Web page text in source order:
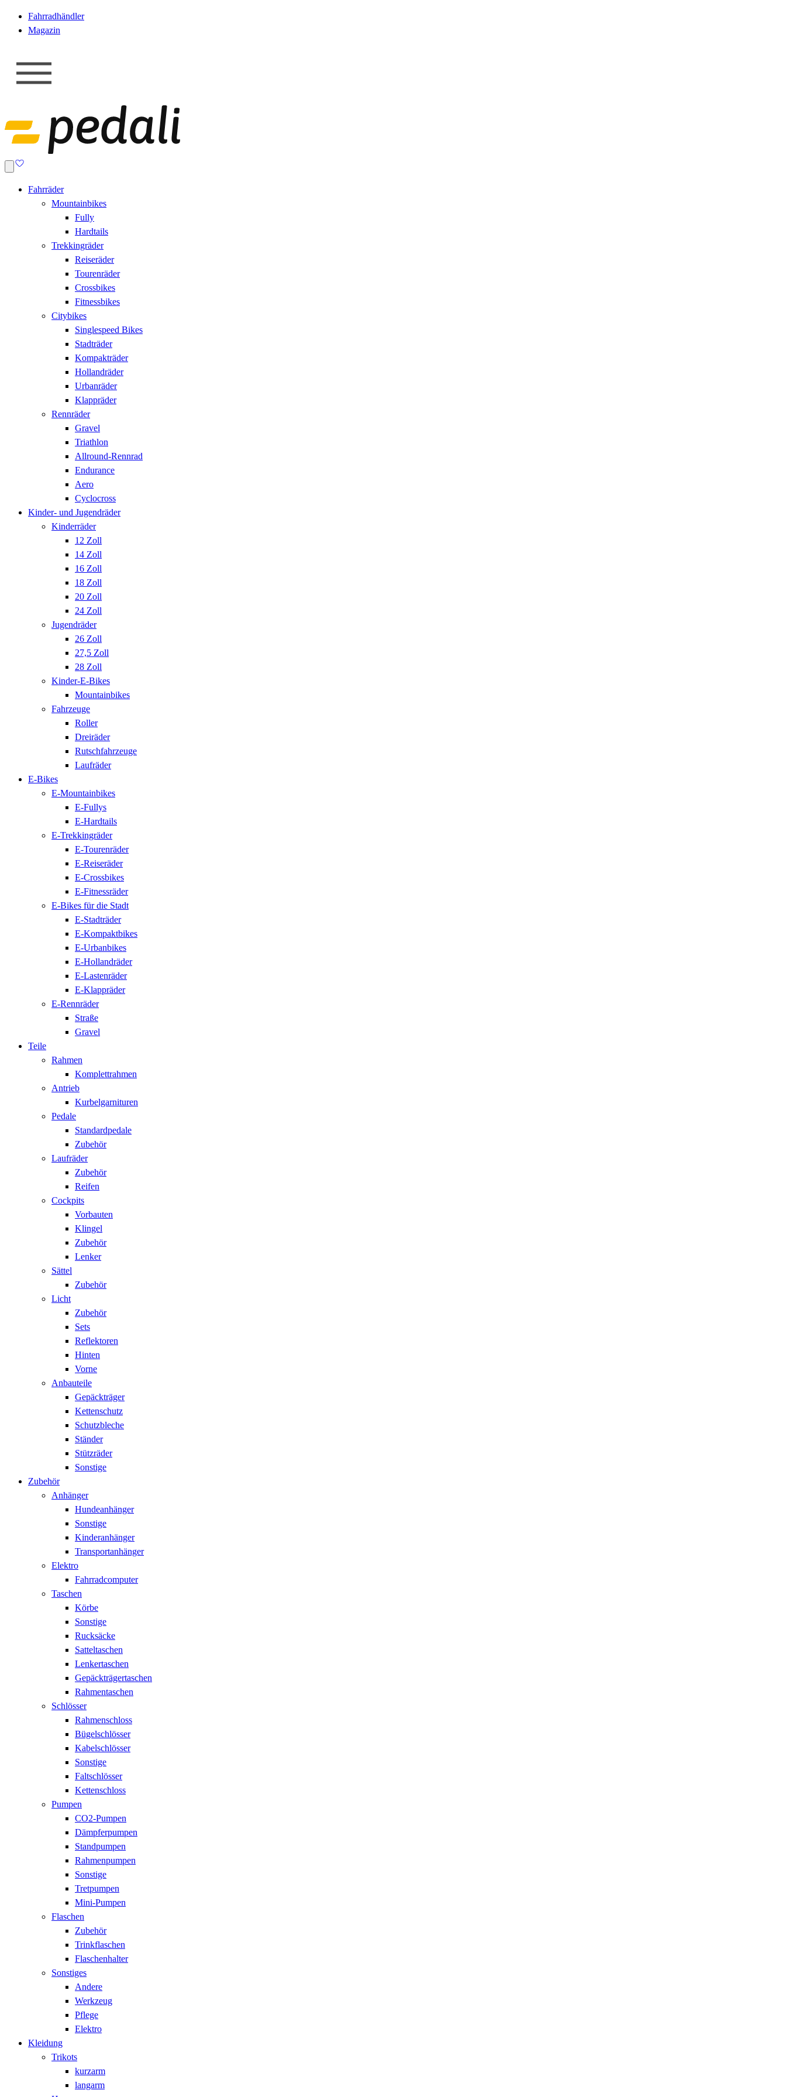
Fahrradhändler
Magazin
Fahrräder
Mountainbikes
Fully
Hardtails
Trekkingräder
Reiseräder
Tourenräder
Crossbikes
Fitnessbikes
Citybikes
Singlespeed Bikes
Stadträder
Kompakträder
Hollandräder
Urbanräder
Klappräder
Rennräder
Gravel
Triathlon
Allround-Rennrad
Endurance
Aero
Cyclocross
Kinder- und Jugendräder
Kinderräder
12 Zoll
14 Zoll
16 Zoll
18 Zoll
20 Zoll
24 Zoll
Jugendräder
26 Zoll
27,5 Zoll
28 Zoll
Kinder-E-Bikes
Mountainbikes
Fahrzeuge
Roller
Dreiräder
Rutschfahrzeuge
Laufräder
E-Bikes
E-Mountainbikes
E-Fullys
E-Hardtails
E-Trekkingräder
E-Tourenräder
E-Reiseräder
E-Crossbikes
E-Fitnessräder
E-Bikes für die Stadt
E-Stadträder
E-Kompaktbikes
E-Urbanbikes
E-Hollandräder
E-Lastenräder
E-Klappräder
E-Rennräder
Straße
Gravel
Teile
Rahmen
Komplettrahmen
Antrieb
Kurbelgarnituren
Pedale
Standardpedale
Zubehör
Laufräder
Zubehör
Reifen
Cockpits
Vorbauten
Klingel
Zubehör
Lenker
Sättel
Zubehör
Licht
Zubehör
Sets
Reflektoren
Hinten
Vorne
Anbauteile
Gepäckträger
Kettenschutz
Schutzbleche
Ständer
Stützräder
Sonstige
Zubehör
Anhänger
Hundeanhänger
Sonstige
Kinderanhänger
Transportanhänger
Elektro
Fahrradcomputer
Taschen
Körbe
Sonstige
Rucksäcke
Satteltaschen
Lenkertaschen
Gepäckträgertaschen
Rahmentaschen
Schlösser
Rahmenschloss
Bügelschlösser
Kabelschlösser
Sonstige
Faltschlösser
Kettenschloss
Pumpen
CO2-Pumpen
Dämpferpumpen
Standpumpen
Rahmenpumpen
Sonstige
Tretpumpen
Mini-Pumpen
Flaschen
Zubehör
Trinkflaschen
Flaschenhalter
Sonstiges
Andere
Werkzeug
Pflege
Elektro
Kleidung
Trikots
kurzarm
langarm